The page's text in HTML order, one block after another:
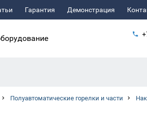
Гарантия Демонстрация
Полуавтоматические горелки и части